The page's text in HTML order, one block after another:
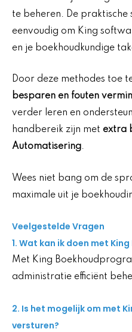
te beheren. De praktische
eenvoudig om King
en je boekhoudkundige
Door deze methodes toe
besparen en fouten
verder leren en
handbereik zijn met extra
Automatisering.
Wees niet bang om de
maximale uit je
Veelgestelde Vragen
1. Wat kan ik doen met
Met King
administratie efficiënt
2. Is het mogelijk om met
versturen?